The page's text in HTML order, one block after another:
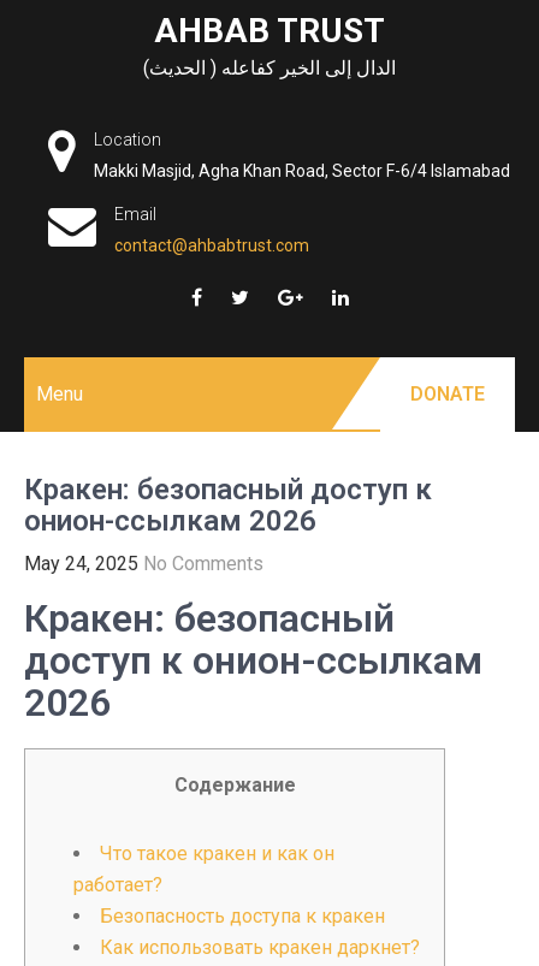
AHBAB TRUST
الدال إلى الخير كفاعله ( الحديث)
Location
Makki Masjid, Agha Khan Road, Sector F-6/4 Islamabad
Email
contact@ahbabtrust.com
Menu DONATE
Кракен: безопасный доступ к
онион-ссылкам 2026
May 24, 2025 No Comments
Кракен: безопасный
доступ к онион-ссылкам
2026
Содержание
Что такое кракен и как он
работает?
Безопасность доступа к кракен
Как использовать кракен даркнет?